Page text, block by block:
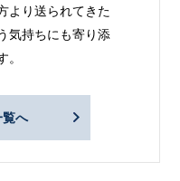
より送られてきた
気持ちにも寄り添
。
覧へ